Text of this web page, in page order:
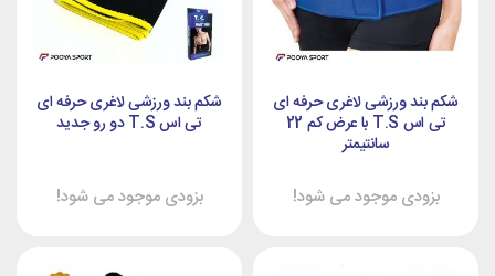
شکم بند ورزشی لاغری حرفه ای
تی اس T.S با عرض کم 22
سانتیمتر
بزودی موجود می شود!
شکم بند ورزشی لاغری حرفه ای
تی اس T.S دو رو جدید
بزودی موجود می شود!